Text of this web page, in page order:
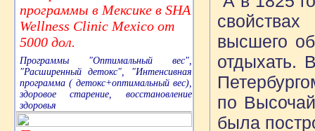
программы в Мексике в SHA
Wellness Clinic Mexico от
5000 дол.
Программы "Оптимальный вес",
"Расширенный детокс", "Интенсивная
программа ( детокс+оптимальный вес),
здоровое старение, восстановление
здоровья
высшего
отдыхать.
по
была